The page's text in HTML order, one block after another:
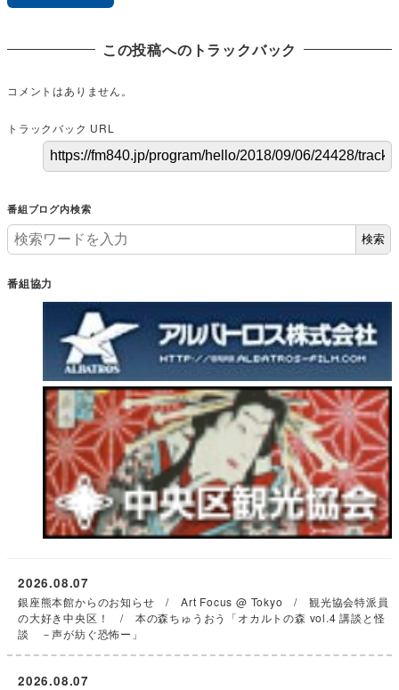
この投稿へのトラックバック
コメントはありません。
トラックバック URL
番組ブログ内検索
検索
番組協力
銀座熊本館からのお知らせ / Art Focus @ Tokyo / 観光協会特派員
の大好き中央区！ / 本の森ちゅうおう「オカルトの森 vol.4 講談と怪
談 －声が紡ぐ恐怖ー」
2026.08.07
2026.08.07